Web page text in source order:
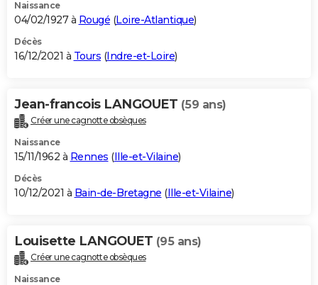
Naissance
04/02/1927 à Rougé (Loire-Atlantique)
Décès
16/12/2021 à Tours (Indre-et-Loire)
Jean-francois LANGOUET (59 ans)
Créer une cagnotte obsèques
Naissance
15/11/1962 à Rennes (Ille-et-Vilaine)
Décès
10/12/2021 à Bain-de-Bretagne (Ille-et-Vilaine)
Louisette LANGOUET (95 ans)
Créer une cagnotte obsèques
Naissance